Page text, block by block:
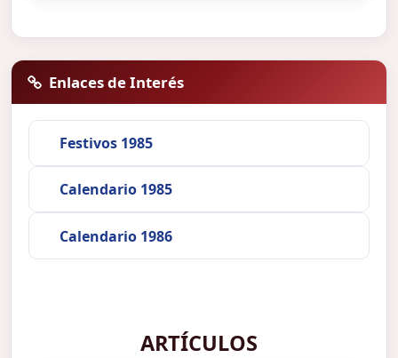
Enlaces de Interés
Festivos 1985
Calendario 1985
Calendario 1986
ARTÍCULOS